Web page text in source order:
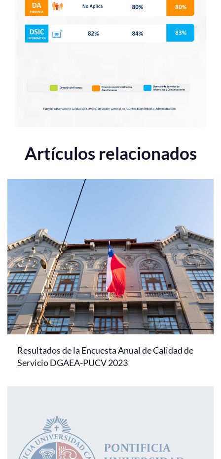
Artículos relacionados
Resultados de la Encuesta Anual de Calidad de
Servicio DGAEA-PUCV 2023